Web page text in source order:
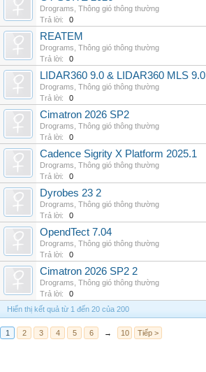
Drograms Thông gió thông thường
Trả lời:
0
REATEM
Drograms Thông gió thông thường
Trả lời:
0
LIDAR360 9.0 & LIDAR360 MLS 9.0
Drograms Thông gió thông thường
Trả lời:
0
Cimatron 2026 SP2
Drograms Thông gió thông thường
Trả lời:
0
Cadence Sigrity X Platform 2025.1
Drograms Thông gió thông thường
Trả lời:
0
Dyrobes 23 2
Drograms Thông gió thông thường
Trả lời:
0
OpendTect 7.04
Drograms Thông gió thông thường
Trả lời:
0
Cimatron 2026 SP2 2
Drograms Thông gió thông thường
Trả lời:
0
Hiển thị kết quả từ 1 đến 20 của 200
1 2 3 4 5 6 → 10 Tiếp >